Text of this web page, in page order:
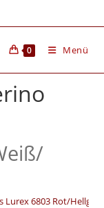
0 Menü
Lurex 6803 Rot/